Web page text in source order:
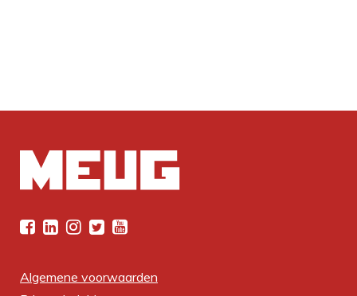
Algemene voorwaarden